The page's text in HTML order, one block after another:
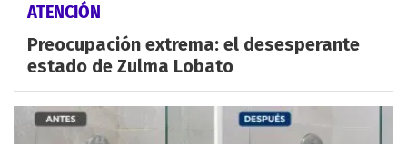
ATENCIÓN
Preocupación extrema: el desesperante
estado de Zulma Lobato